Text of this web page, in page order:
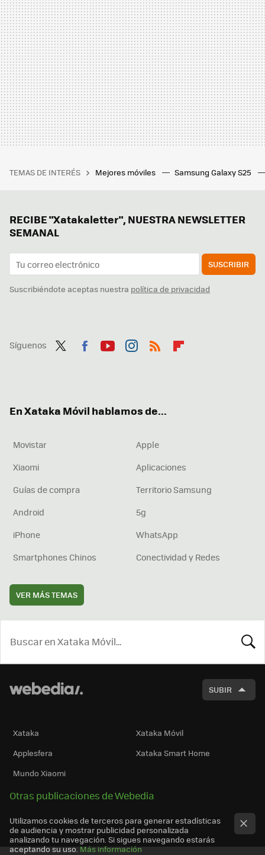
TEMAS DE INTERÉS Mejores móviles Samsung Galaxy S25
RECIBE "Xatakaletter", NUESTRA NEWSLETTER
SEMANAL
SUSCRIBIR
Suscribiéndote aceptas nuestra política de privacidad
Síguenos
En Xataka Móvil hablamos de...
Movistar
Apple
Xiaomi
Aplicaciones
Guías de compra
Territorio Samsung
Android
5g
iPhone
WhatsApp
Smartphones Chinos
Conectividad y Redes
VER MÁS TEMAS
SUBIR
Xataka
Xataka Móvil
Applesfera
Xataka Smart Home
Mundo Xiaomi
Otras publicaciones de Webedia
Utilizamos cookies de terceros para generar estadísticas
de audiencia y mostrar publicidad personalizada
analizando tu navegación. Si sigues navegando estarás
aceptando su uso. Más información